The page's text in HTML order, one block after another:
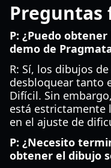
Preguntas
P: ¿Puedo
demo de
R: Sí, los dibujos
desbloquear tanto
Difícil. Sin
está estrictamente
en el ajuste de
P: ¿Necesito
obtener el dibujo